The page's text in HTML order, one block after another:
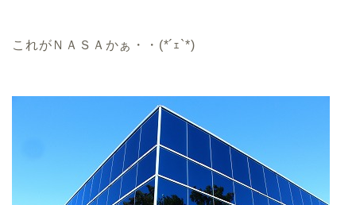
これがＮＡＳＡかぁ・・(*´ｪ`*)